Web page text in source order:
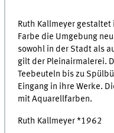
Ruth Kallmeyer
Farbe die Umgebung
sowohl in der Stadt als
gilt der Pleinairmalerei.
Teebeuteln bis zu
Eingang in ihre Werke.
mit Aquarellfarben.
Ruth Kallmeyer *1962